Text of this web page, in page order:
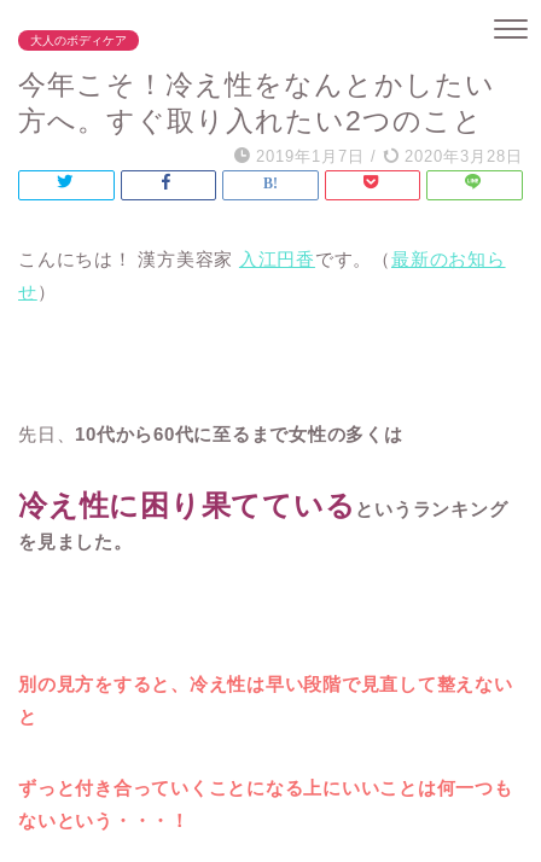
大人のボディケア
今年こそ！冷え性をなんとかしたい
方へ。すぐ取り入れたい2つのこと
2019年1月7日 / 2020年3月28日
こんにちは！ 漢方美容家 入江円香です。（最新のお知ら
せ）
先日、 10代から60代に至るまで女性の多くは
冷え性に困り果てている というランキング
を見ました。
別の見方をすると、冷え性は早い段階で見直して整えない
と
ずっと付き合っていくことになる上にいいことは何一つも
ないという・・・！